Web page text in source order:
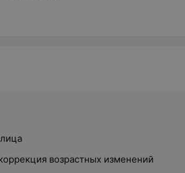
возрастных изменений